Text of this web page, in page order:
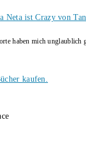
Neta ist Crazy von
haben mich unglaublich